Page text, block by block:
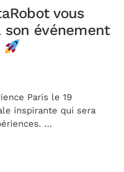
vous
son événement
Paris le 19
inspirante qui sera
…